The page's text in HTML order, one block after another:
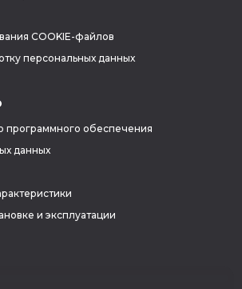
COOKIE-файлов
персональных данных
программного обеспечения
данных
и эксплуатации